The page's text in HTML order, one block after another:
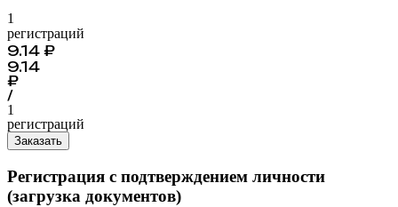
1
регистраций
9.14 ₽
9.14
₽
/
1
регистраций
Заказать
Регистрация с подтверждением личности
(загрузка документов)